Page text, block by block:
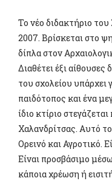
Το νέο διδακτήριο
2007. Βρίσκεται στο
δίπλα στον
Διαθέτει έξι
του σχολείου υπάρχει
παιδότοπος και ένα
ίδιο κτίριο
Χαλανδρίτσας. Αυτό
Ορεινό και Αγροτικό.
Είναι προσβάσιμο
κάποια χρέωση ή